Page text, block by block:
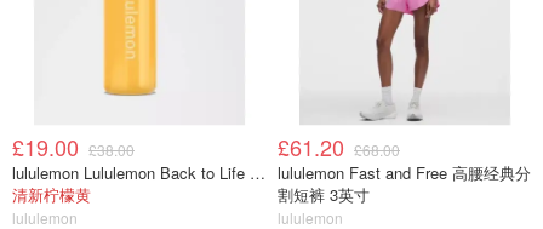
£19.00 £38.00
lululemon Lululemon Back to Life 运动水瓶 24oz 吸管盖
清新柠檬黄
lululemon
£61.20 £68.00
lululemon Fast and Free 高腰经典分
割短裤 3英寸
lululemon